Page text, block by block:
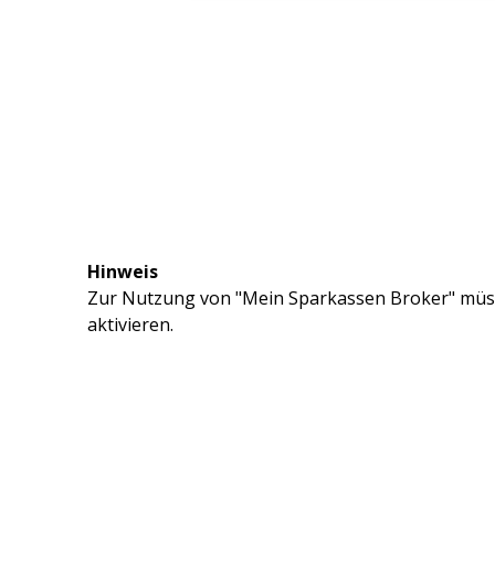
Hinweis
Zur Nutzung von "Mein Sparkassen Broker"
aktivieren.